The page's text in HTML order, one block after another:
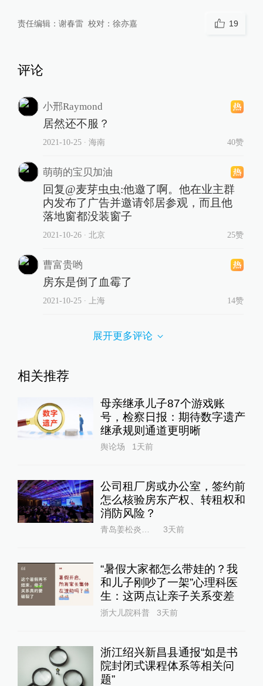
责任编辑： 谢春雷 校对： 徐亦嘉 19
评论
小邢Raymond
居然还不服？
2021-10-25∙ 海南 40赞
萌萌的宝贝加油
回复@麦芽虫虫:他邀了啊。他在业主群
内发布了广告并邀请邻居参观，而且他
落地窗都没装窗子
2021-10-26∙ 北京 25赞
曹富贵哟
房东是倒了血霉了
2021-10-25∙ 上海 14赞
展开更多评论
相关推荐
母亲继承儿子87个游戏账
号，检察日报：期待数字遗产
继承规则通道更明晰
舆论场 1天前
公司租厂房或办公室，签约前
怎么核验房东产权、转租权和
消防风险？
青岛姜松炎律师 3天前
“暑假大家都怎么带娃的？我
和儿子刚吵了一架”心理科医
生：这两点让亲子关系变差
浙大儿院科普 3天前
浙江绍兴新昌县通报“如是书
院封闭式课程体系等相关问
题”